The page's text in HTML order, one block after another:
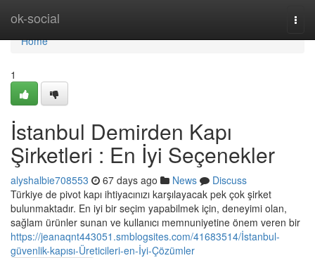
ok-social
Home
Home
1
İstanbul Demirden Kapı
Şirketleri : En İyi Seçenekler
alyshalbie708553 67 days ago News
Discuss
Türkiye de pivot kapı ihtiyacınızı karşılayacak pek çok şirket
bulunmaktadır. En iyi bir seçim yapabilmek için, deneyimi olan,
sağlam ürünler sunan ve kullanıcı memnuniyetine önem veren bir
https://jeanaqnt443051.smblogsites.com/41683514/İstanbul-
güvenlik-kapısı-Üreticileri-en-İyi-Çözümler